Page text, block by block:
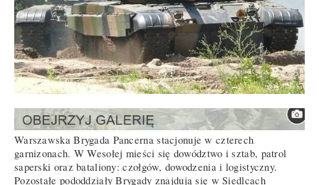
Warszawska Brygada Pancerna stacjonuje w czterech
garnizonach. W Wesołej mieści się dowództwo i sztab, patrol
saperski oraz bataliony: czołgów, dowodzenia i logistyczny.
Pozostałe pododdziały Brygady znajdują się w Siedlcach